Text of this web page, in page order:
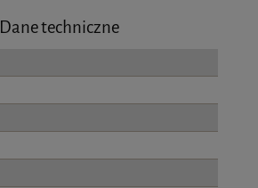
Dane techniczne